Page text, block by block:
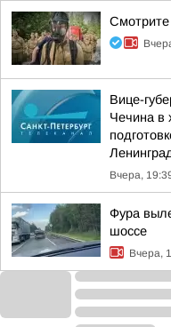
Вице-
Чечина в
Вчера,
Фура
шоссе
Вчера,